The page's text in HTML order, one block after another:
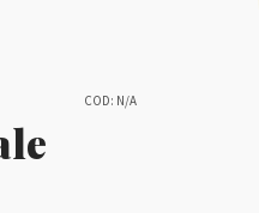
COD: N/A